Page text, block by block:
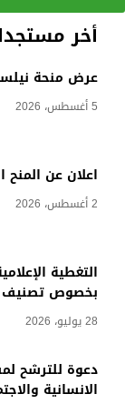
أخر
عرض منحة
5 أغسطس، 2026
اعلان عن المنح
2 أغسطس، 2026
التغطية
بخصوص تصنيف Webometrics ،
28 يوليو، 2026
دعوة للترشح
الانسانية